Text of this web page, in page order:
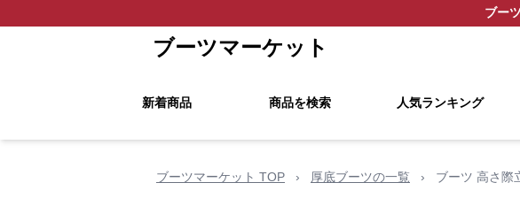
ブーツ
ブーツマーケット
新着商品 商品を検索 人気ランキング
ブーツマーケット TOP › 厚底ブーツの一覧 › ブーツ 高さ際